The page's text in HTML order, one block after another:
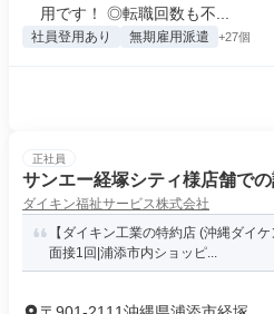
用です！ ◎転職回数も不...
社員登用あり 無期雇用派遣 +27個
正社員
サンエー経塚シティ様店舗で
ダイキン福祉サービス株式会社
【ダイキン工業の特約店 (沖縄ダイ
面接1回|浦添市内ショッピ...